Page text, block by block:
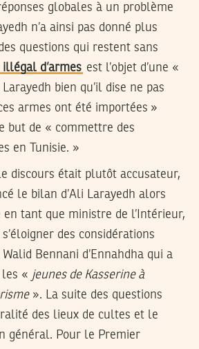
globales à un problème
n’a ainsi pas donné plus
questions qui restent sans
d’armes est l’objet d’une «
bien qu’il dise ne pas
armes ont été importées »
but de « commettre des
en Tunisie. »
discours était plutôt accusateur,
le bilan d’Ali Larayedh alors
en tant que ministre de l’Intérieur,
des considérations
Bennani d’Ennahdha qui a
« jeunes de Kasserine à
». La suite des questions
des lieux de cultes et le
général. Pour le Premier